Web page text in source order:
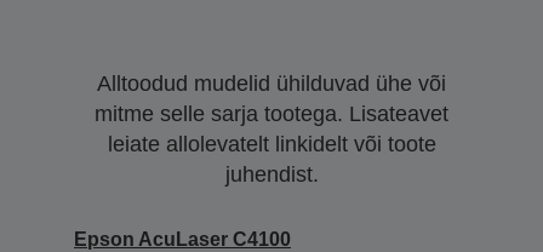
Alltoodud mudelid ühilduvad ühe või
mitme selle sarja tootega. Lisateavet
leiate allolevatelt linkidelt või toote
juhendist.
Epson AcuLaser C4100